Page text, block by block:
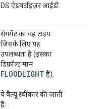
DS ऐडवर्टाइज़र आईडी.
सेगमेंट का वह टाइप
जिसके लिए यह
उपलब्धता है (इसका
डिफ़ॉल्ट मान
FLOODLIGHT है).
ये वैल्यू स्वीकार की जाती
हैं: